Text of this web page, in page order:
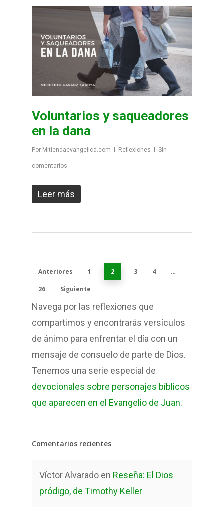
Voluntarios y saqueadores
en la dana
Por Mitiendaevangelica.com Reflexiones Sin
comentarios
Leer más
Anteriores 1 2 3 4 …
26 Siguiente
Navega por las reflexiones que
compartimos y encontrarás versículos
de ánimo para enfrentar el día con un
mensaje de consuelo de parte de Dios.
Tenemos una serie especial de
devocionales sobre personajes bíblicos
que aparecen en el Evangelio de Juan.
Comentarios recientes
Víctor Alvarado en Reseña: El Dios
pródigo, de Timothy Keller